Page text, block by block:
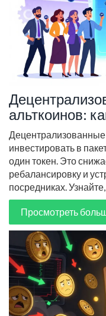
альткоинов:
пакетно
инвестировать в
один токен. Это
ребалансировку и
посредниках.
выбрать и на что
Просмотреть